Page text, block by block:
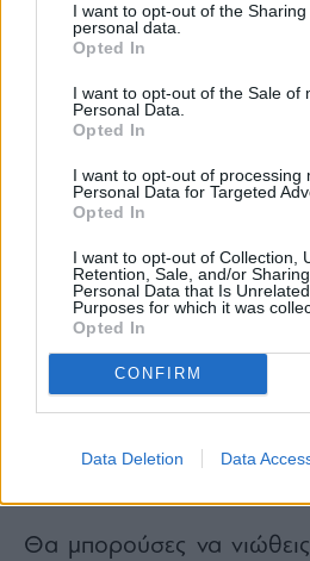
I want to opt-out of the
personal data.
Opted In
I want to opt-out of the Sale of
Personal Data.
Opted In
I want to opt-out of processing
Personal Data for Targeted
Opted In
I want to opt-out of Collection,
Retention, Sale, and/or
Personal Data that Is
Purposes for which it was
Opted In
CONFIRM
Data Deletion Data
Θα μπορούσες να